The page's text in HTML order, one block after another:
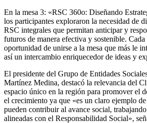
En la mesa 3: «RSC 360o: Diseñando
los participantes exploraron la necesidad de
RSC integrales que permitan anticipar y
futuros de manera efectiva y sostenible.
oportunidad de unirse a la mesa que más le
así un intercambio enriquecedor de ideas y
El presidente del Grupo de Entidades
Martínez Medina, destacó la relevancia del
espacio único en la región para promover el
el crecimiento ya que «es un claro ejemplo
pueden contribuir al avance social,
alineadas con el Responsabilidad Social»,